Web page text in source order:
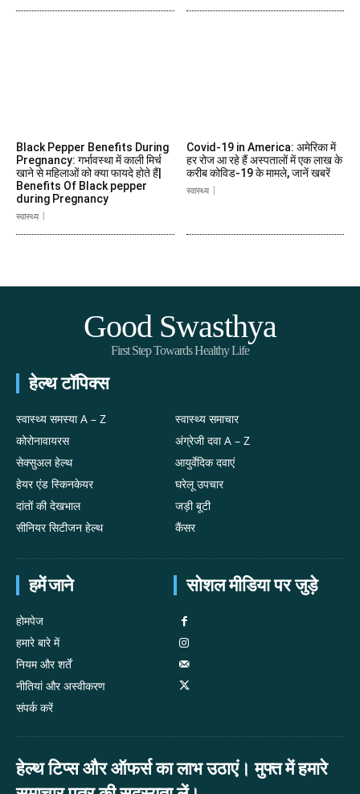
Black Pepper Benefits During
Pregnancy: गर्भावस्था में काली मिर्च
खाने से महिलाओं को क्या फायदे होते हैं|
Benefits Of Black pepper
during Pregnancy
स्वास्थ्य
Covid-19 in America: अमेरिका में
हर रोज आ रहे हैं अस्पतालों में एक लाख के
करीब कोविड-19 के मामले, जानें खबरें
स्वास्थ्य
Good Swasthya
First Step Towards Healthy Life
हेल्थ टॉपिक्स
स्वास्थ्य समस्या A – Z
कोरोनावायरस
सेक्सुअल हेल्थ
हेयर एंड स्किनकेयर
दांतों की देखभाल
सीनियर सिटीजन हेल्थ
स्वास्थ्य समाचार
अंग्रेजी दवा A – Z
आयुर्वेदिक दवाएं
घरेलू उपचार
जड़ी बूटी
कैंसर
हमें जाने
होमपेज
हमारे बारे में
नियम और शर्तें
नीतियां और अस्वीकरण
संपर्क करें
सोशल मीडिया पर जुड़े
हेल्थ टिप्स और ऑफर्स का लाभ उठाएं। मुफ्त में हमारे